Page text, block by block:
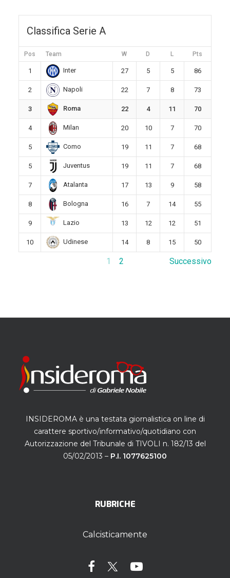
Classifica Serie A
Pos Team W D L Pts
1 Inter 27 5 5 86
2 Napoli 22 7 8 73
3 Roma 22 4 11 70
4 Milan 20 10 7 70
5 Como 19 11 7 68
5 Juventus 19 11 7 68
7 Atalanta 17 13 9 58
8 Bologna 16 7 14 55
9 Lazio 13 12 12 51
10 Udinese 14 8 15 50
1 2 Successivo
INSIDEROMA è una testata giornalistica on line di
carattere sportivo/informativo/quotidiano con
Autorizzazione del Tribunale di TIVOLI n. 182/13 del
05/02/2013 – P.I. 1077625100
RUBRICHE
Calcisticamente